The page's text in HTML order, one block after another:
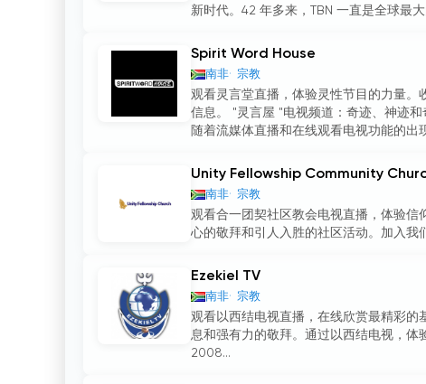
新时代。42 年多来，TBN 一直是全球最
Spirit Word House
南非 宗教
观看灵言堂直播，体验灵性节目的力量
信息。 "灵言屋 "电视频道：奇迹、神迹
随着流媒体直播和在线观看电视功能的出
Unity Fellowship Community
南非 宗教
观看合一团契社区教会电视直播，体验信
心的敬拜和引人入胜的社区活动。加入我
Ezekiel TV
南非 宗教
观看以西结电视直播，在线欣赏最精彩
息和强有力的敬拜。通过以西结电视，体
2008...